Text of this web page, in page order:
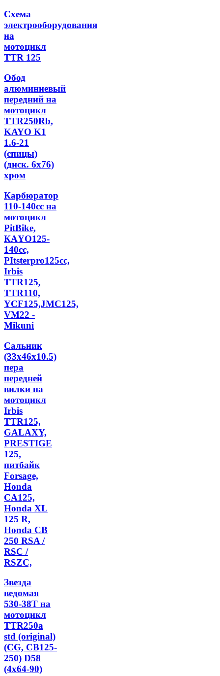
Схема
электрооборудования
на
мотоцикл
TTR 125
Обод
алюминиевый
передний на
мотоцикл
TTR250Rb,
KAYO K1
1.6-21
(спицы)
(диск. 6x76)
хром
Карбюратор
110-140cc на
мотоцикл
PitBike,
КАYО125-
140сс,
РItstеrрrо125сс,
Irbis
TTR125,
TTR110,
YCF125,JMC125,
VM22 -
Mikuni
Сальник
(33х46х10.5)
пера
передней
вилки на
мотоцикл
Irbis
TTR125,
GALAXY,
PRESTIGE
125,
питбайк
Forsage,
Honda
CA125,
Honda XL
125 R,
Honda CB
250 RSA /
RSC /
RSZC,
Звезда
ведомая
530-38T на
мотоцикл
TTR250a
std (original)
(CG, CB125-
250) D58
(4x64-90)